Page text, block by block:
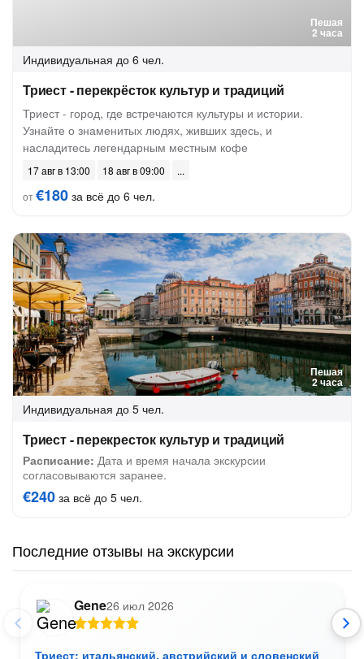
Пешая
2 часа
Индивидуальная до 6 чел.
Триест - перекрёсток культур и традиций
Триест - город, где встречаются культуры и истории.
Узнайте о знаменитых людях, живших здесь, и
насладитесь легендарным местным кофе
17 авг в 13:00
18 авг в 09:00
от€180 за всё до 6 чел.
Пешая
2 часа
Индивидуальная до 5 чел.
Триест - перекресток культур и традиций
Расписание: Дата и время начала экскурсии
согласовываются заранее.
€240 за всё до 5 чел.
Последние отзывы на экскурсии
Gene26 июл 2026
Триест: итальянский, австрийский и словенский